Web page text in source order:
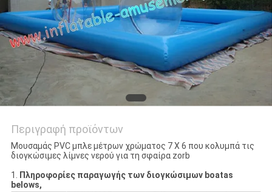
Περιγραφή προϊόντων
Μουσαμάς PVC μπλε μέτρων χρώματος 7 X 6 που κολυμπά τις
διογκώσιμες λίμνες νερού για τη σφαίρα zorb
1. Πληροφορίες παραγωγής των διογκώσιμων boatas
belows,